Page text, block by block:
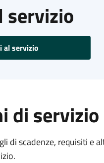
servizio
al servizio
di servizio
di scadenze, requisiti e